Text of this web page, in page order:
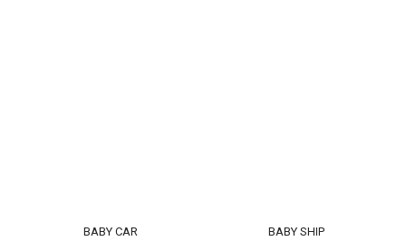
BABY CAR BABY SHIP